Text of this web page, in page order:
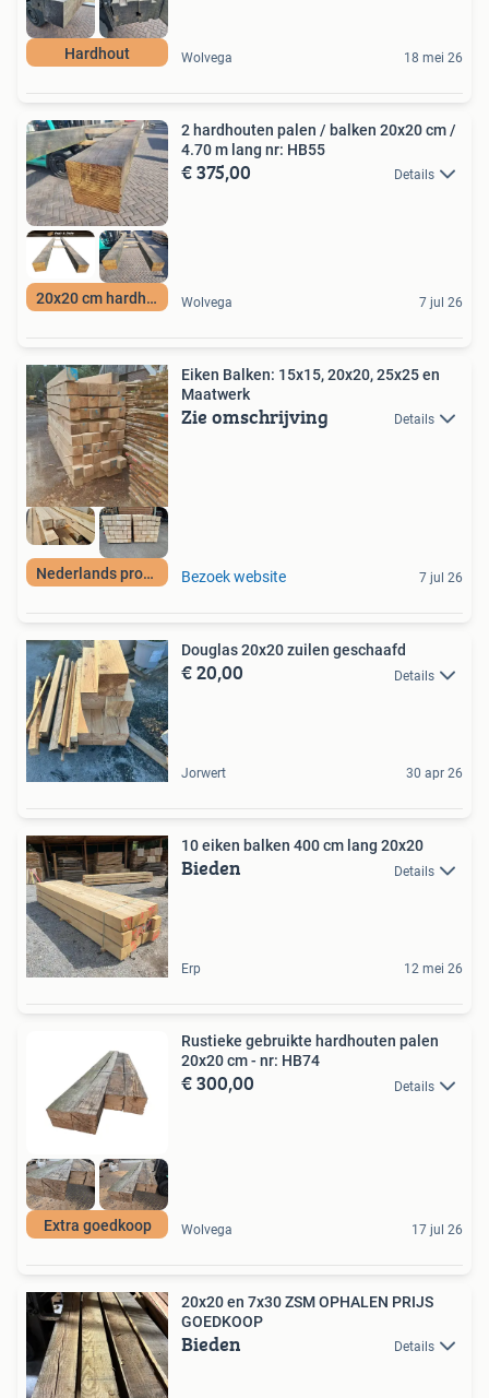
Hardhout Wolvega 18 mei 26
20x20 cm hardhout
2 hardhouten palen / balken 20x20 cm /
4.70 m lang nr: HB55
€ 375,00 Details
Wolvega 7 jul 26
Nederlands product
Eiken Balken: 15x15, 20x20, 25x25 en
Maatwerk
Zie omschrijving Details
Bezoek website 7 jul 26
Douglas 20x20 zuilen geschaafd
€ 20,00 Details
Jorwert 30 apr 26
10 eiken balken 400 cm lang 20x20
Bieden Details
Erp 12 mei 26
Extra goedkoop
Rustieke gebruikte hardhouten palen
20x20 cm - nr: HB74
€ 300,00 Details
Wolvega 17 jul 26
20x20 en 7x30 ZSM OPHALEN PRIJS
GOEDKOOP
Bieden Details